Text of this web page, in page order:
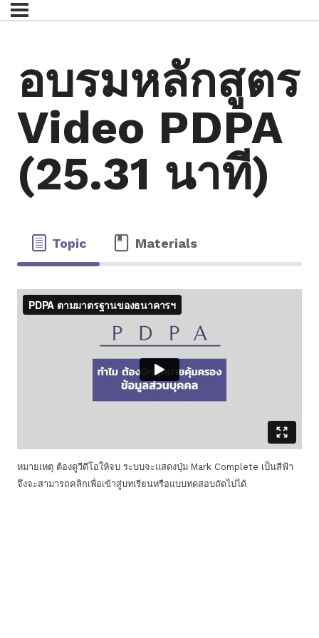
อบรมหลักสูตร
Video PDPA
(25.31 นาที)
Topic Materials
หมายเหตุ ต้องดูวีดีโอให้จบ ระบบจะแสดงปุ่ม Mark Complete เป็นสีฟ้า
จึงจะสามารถคลิกเพื่อเข้าสู่บทเรียนหรือแบบทดสอบถัดไปได้